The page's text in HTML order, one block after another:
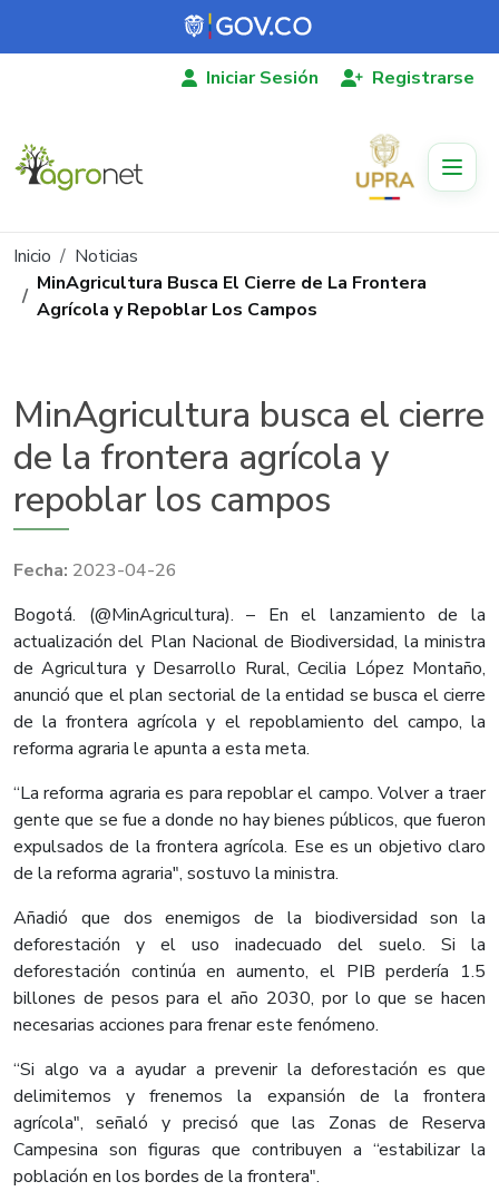
Pasar al contenido principal
Iniciar Sesión Registrarse
Ruta de navegación
Inicio
Noticias
MinAgricultura Busca El Cierre de La Frontera
Agrícola y Repoblar Los Campos
MinAgricultura busca el cierre
de la frontera agrícola y
repoblar los campos
2023-04-26
Bogotá. (@MinAgricultura). – En el lanzamiento de la
actualización del Plan Nacional de Biodiversidad, la ministra
de Agricultura y Desarrollo Rural, Cecilia López Montaño,
anunció que el plan sectorial de la entidad se busca el cierre
de la frontera agrícola y el repoblamiento del campo, la
reforma agraria le apunta a esta meta.
“La reforma agraria es para repoblar el campo. Volver a traer
gente que se fue a donde no hay bienes públicos, que fueron
expulsados de la frontera agrícola. Ese es un objetivo claro
de la reforma agraria", sostuvo la ministra.
Añadió que dos enemigos de la biodiversidad son la
deforestación y el uso inadecuado del suelo. Si la
deforestación continúa en aumento, el PIB perdería 1.5
billones de pesos para el año 2030, por lo que se hacen
necesarias acciones para frenar este fenómeno.
“Si algo va a ayudar a prevenir la deforestación es que
delimitemos y frenemos la expansión de la frontera
agrícola", señaló y precisó que las Zonas de Reserva
Campesina son figuras que contribuyen a “estabilizar la
población en los bordes de la frontera".